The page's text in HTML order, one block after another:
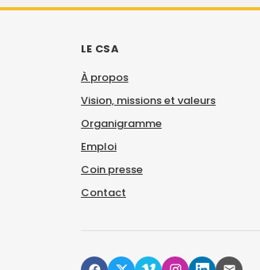
LE CSA
À propos
Vision, missions et valeurs
Organigramme
Emploi
Coin presse
Contact